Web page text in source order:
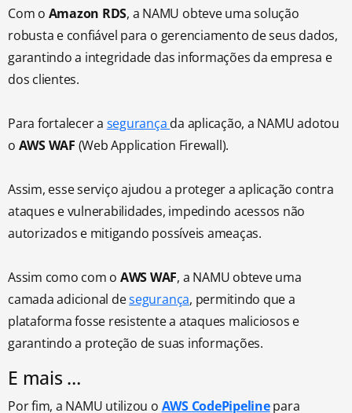
Com o Amazon RDS, a NAMU obteve uma solução
robusta e confiável para o gerenciamento de seus dados,
garantindo a integridade das informações da empresa e
dos clientes.
Para fortalecer a segurança da aplicação, a NAMU adotou
o AWS WAF (Web Application Firewall).
Assim, esse serviço ajudou a proteger a aplicação contra
ataques e vulnerabilidades, impedindo acessos não
autorizados e mitigando possíveis ameaças.
Assim como com o AWS WAF, a NAMU obteve uma
camada adicional desegurança, permitindo que a
plataforma fosse resistente a ataques maliciosos e
garantindo a proteção de suas informações.
E mais …
Por fim, a NAMU utilizou o AWS CodePipelinepara